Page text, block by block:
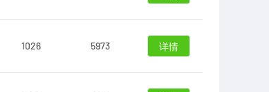
1026 5973 详情